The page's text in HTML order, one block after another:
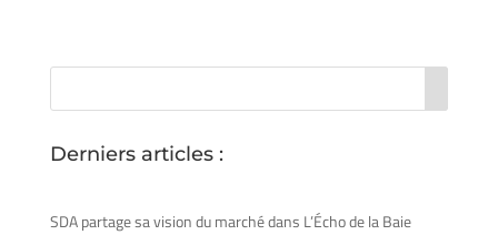
Derniers articles :
SDA partage sa vision du marché dans L’Écho de la Baie